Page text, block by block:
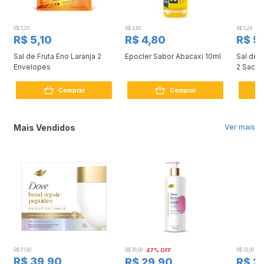
R$ 5,26
R$ 5,10
Sal de Fruta Eno Laranja 2
Envelopes
Comprar
R$ 4,83
R$ 4,80
Epocler Sabor Abacaxi 10ml
Comprar
R$ 5,26
R$
Sal de
2
Ver mais
Mais Vendidos
R$ 61,90
R$ 39,90
R$ 56,90 47% OFF R$ 33,90